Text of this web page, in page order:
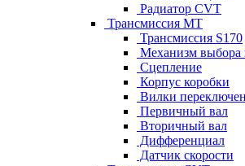
Радиатор CVT
Трансмиссия MT
Трансмиссия S170
Механизм выбора
Сцепление
Корпус коробки
Вилки
Первичный вал
Вторичный вал
Дифференциал
Датчик скорости